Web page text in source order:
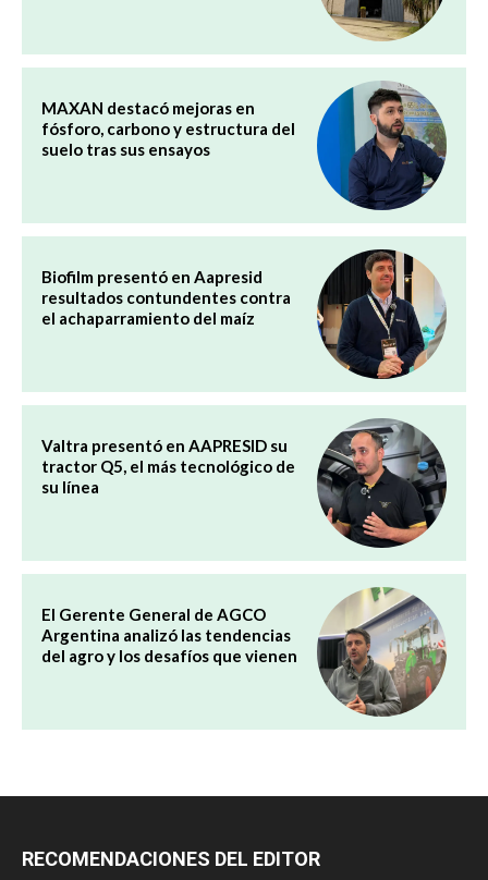
MAXAN destacó mejoras en
fósforo, carbono y estructura del
suelo tras sus ensayos
Biofilm presentó en Aapresid
resultados contundentes contra
el achaparramiento del maíz
Valtra presentó en AAPRESID su
tractor Q5, el más tecnológico de
su línea
El Gerente General de AGCO
Argentina analizó las tendencias
del agro y los desafíos que vienen
RECOMENDACIONES DEL EDITOR